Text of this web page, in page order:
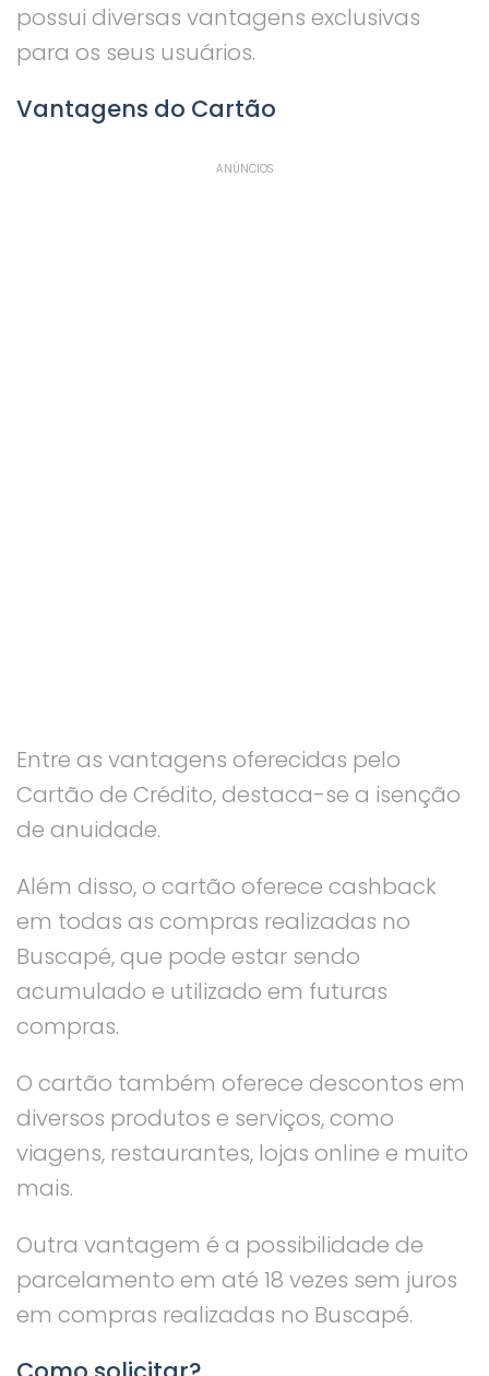
possui diversas vantagens exclusivas
para os seus usuários.
Vantagens do Cartão
ANÚNCIOS
Entre as vantagens oferecidas pelo
Cartão de Crédito, destaca-se a isenção
de anuidade.
Além disso, o cartão oferece cashback
em todas as compras realizadas no
Buscapé, que pode estar sendo
acumulado e utilizado em futuras
compras.
O cartão também oferece descontos em
diversos produtos e serviços, como
viagens, restaurantes, lojas online e muito
mais.
Outra vantagem é a possibilidade de
parcelamento em até 18 vezes sem juros
em compras realizadas no Buscapé.